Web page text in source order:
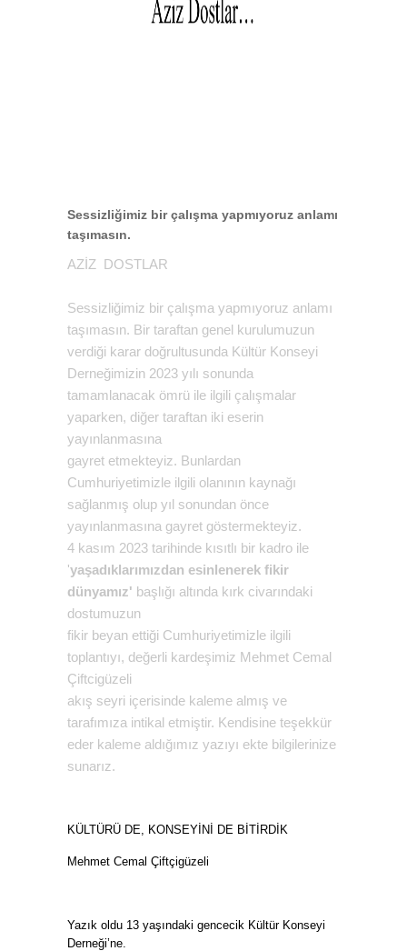
Sessizliğimiz bir çalışma yapmıyoruz anlamı
taşımasın.
AZİZ DOSTLAR
Sessizliğimiz bir çalışma yapmıyoruz anlamı
taşımasın. Bir taraftan genel kurulumuzun
verdiği karar doğrultusunda Kültür Konseyi
Derneğimizin 2023 yılı sonunda
tamamlanacak ömrü ile ilgili çalışmalar
yaparken, diğer taraftan iki eserin
yayınlanmasına
gayret etmekteyiz. Bunlardan
Cumhuriyetimizle ilgili olanının kaynağı
sağlanmış olup yıl sonundan önce
yayınlanmasına gayret göstermekteyiz.
4 kasım 2023 tarihinde kısıtlı bir kadro ile
'yaşadıklarımızdan esinlenerek fikir
dünyamız' başlığı altında kırk civarındaki
dostumuzun
fikir beyan ettiği Cumhuriyetimizle ilgili
toplantıyı, değerli kardeşimiz Mehmet Cemal
Çiftcigüzeli
akış seyri içerisinde kaleme almış ve
tarafımıza intikal etmiştir. Kendisine teşekkür
eder kaleme aldığımız yazıyı ekte bilgilerinize
sunarız.
KÜLTÜRÜ DE, KONSEYİNİ DE BİTİRDİK
Mehmet Cemal Çiftçigüzeli
Yazık oldu 13 yaşındaki gencecik Kültür Konseyi
Derneği’ne.